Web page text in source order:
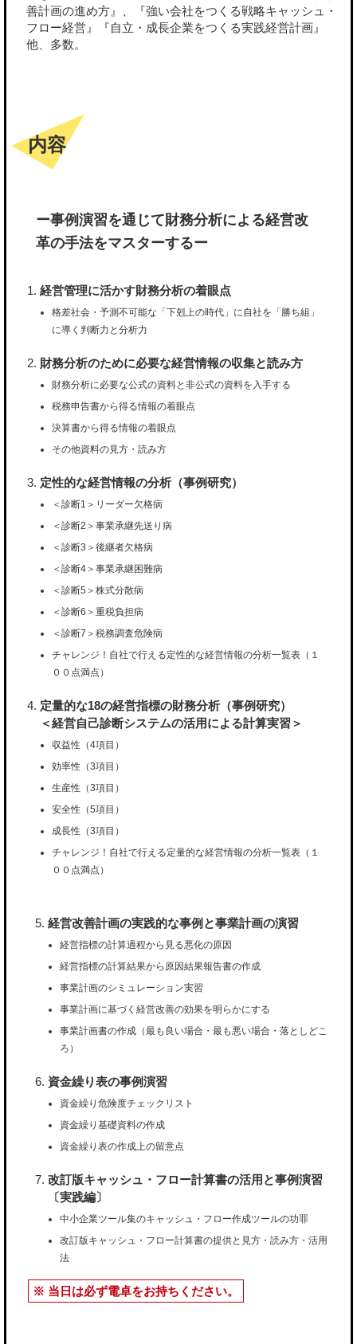
善計画の進め方』、『強い会社をつくる戦略キャッシュ・
フロー経営』『自立・成長企業をつくる実践経営計画』
他、多数。
内容
ー事例演習を通じて財務分析による経営改
革の手法をマスターするー
経営管理に活かす財務分析の着眼点
格差社会・予測不可能な「下剋上の時代」に自社を「勝ち組」
に導く判断力と分析力
財務分析のために必要な経営情報の収集と読み方
財務分析に必要な公式の資料と非公式の資料を入手する
税務申告書から得る情報の着眼点
決算書から得る情報の着眼点
その他資料の見方・読み方
定性的な経営情報の分析（事例研究）
＜診断1＞リーダー欠格病
＜診断2＞事業承継先送り病
＜診断3＞後継者欠格病
＜診断4＞事業承継困難病
＜診断5＞株式分散病
＜診断6＞重税負担病
＜診断7＞税務調査危険病
チャレンジ！自社で行える定性的な経営情報の分析一覧表（１
００点満点）
定量的な18の経営指標の財務分析（事例研究）
＜経営自己診断システムの活用による計算実習＞
収益性（4項目）
効率性（3項目）
生産性（3項目）
安全性（5項目）
成長性（3項目）
チャレンジ！自社で行える定量的な経営情報の分析一覧表（１
００点満点）
経営改善計画の実践的な事例と事業計画の演習
経営指標の計算過程から見る悪化の原因
経営指標の計算結果から原因結果報告書の作成
事業計画のシミュレーション実習
事業計画に基づく経営改善の効果を明らかにする
事業計画書の作成（最も良い場合・最も悪い場合・落としどこ
ろ）
資金繰り表の事例演習
資金繰り危険度チェックリスト
資金繰り基礎資料の作成
資金繰り表の作成上の留意点
改訂版キャッシュ・フロー計算書の活用と事例演習
〔実践編〕
中小企業ツール集のキャッシュ・フロー作成ツールの功罪
改訂版キャッシュ・フロー計算書の提供と見方・読み方・活用
法
※ 当日は必ず電卓をお持ちください。